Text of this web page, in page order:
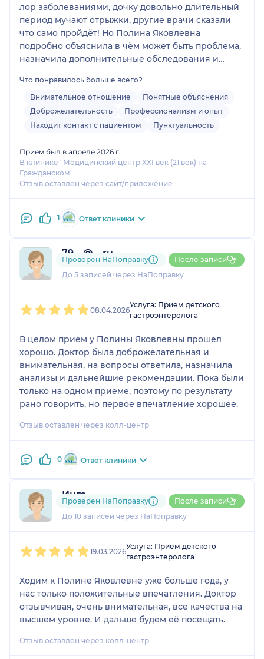
лор заболеваниями, дочку довольно длительный
период мучают отрыжки, другие врачи сказали
что само пройдёт! Но Полина Яковлевна
подробно объяснила в чём может быть проблема,
назначила дополнительные обследования и
я думаю мы нашли своего врача! Будем ходить
только к ней!
Что понравилось больше всего?
Внимательное отношение
Понятные объяснения
Доброжелательность
Профессионализм и опыт
Находит контакт с пациентом
Пунктуальность
Прием был в апреле 2026 г.
В клинике "Медицинский центр XXI век (21 век) на
Гражданском"
Отзыв оставлен через сайт/приложение
1 Ответ клиники
79....@....ru
1 отзыв
До 5 записей через НаПоправку
Проверен НаПоправку После записи
08.04.2026
Услуга: Прием детского
гастроэнтеролога
В целом прием у Полины Яковлевны прошел
хорошо. Доктор была доброжелательная и
внимательная, на вопросы ответила, назначила
анализы и дальнейшие рекомендации. Пока были
только на одном приеме, поэтому по результату
рано говорить, но первое впечатление хорошее.
Отзыв оставлен через колл-центр
0 Ответ клиники
Инга
1 отзыви1 оценка
До 10 записей через НаПоправку
Проверен НаПоправку После записи
19.03.2026
Услуга: Прием детского
гастроэнтеролога
Ходим к Полине Яковлевне уже больше года, у
нас только положительные впечатления. Доктор
отзывчивая, очень внимательная, все качества на
высшем уровне. И дальше будем её посещать.
Отзыв оставлен через колл-центр